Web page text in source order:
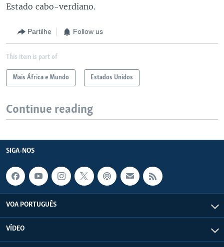
Estado cabo-verdiano.
Partilhe Follow us
This item is part of
Mais África e Mundo Estados Unidos
Continue reading
SIGA-NOS
VOA PORTUGUÊS
VÍDEO